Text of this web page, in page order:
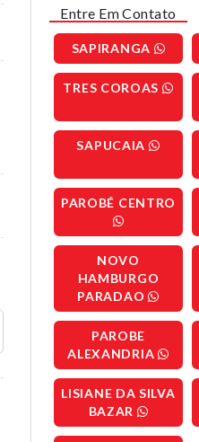
Entre Em Contato
SAPIRANGA
TRES COROAS
SAPUCAIA
PAROBÉ CENTRO
NOVO
HAMBURGO
PARADAO
PAROBE
ALEXANDRIA
LISIANE DA SILVA
BAZAR